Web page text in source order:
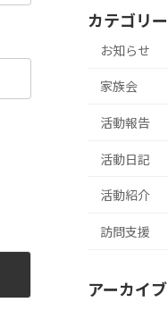
カテゴリー
お知らせ
家族会
活動報告
活動日記
活動紹介
訪問支援
アーカイブ